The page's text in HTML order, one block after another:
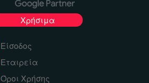
Χρήσιμα
Είσοδος
Εταιρεία
Όροι Χρήσης